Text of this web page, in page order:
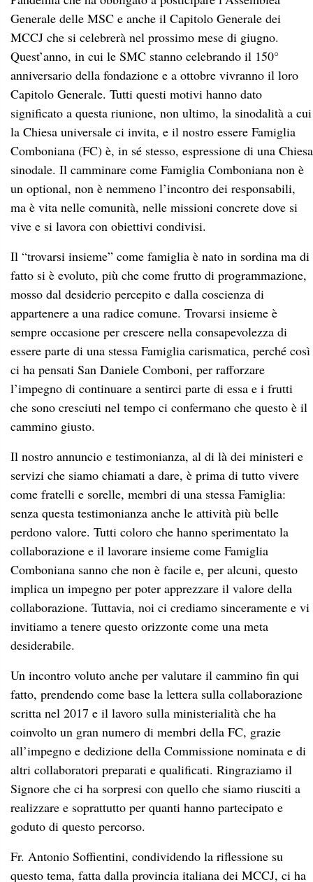
Generale delle MSC e anche il Capitolo Generale dei
MCCJ che si celebrerà nel prossimo mese di giugno.
Quest’anno, in cui le SMC stanno celebrando il 150°
anniversario della fondazione e a ottobre vivranno il loro
Capitolo Generale. Tutti questi motivi hanno dato
significato a questa riunione, non ultimo, la sinodalità a cui
la Chiesa universale ci invita, e il nostro essere Famiglia
Comboniana (FC) è, in sé stesso, espressione di una Chiesa
sinodale. Il camminare come Famiglia Comboniana non è
un optional, non è nemmeno l’incontro dei responsabili,
ma è vita nelle comunità, nelle missioni concrete dove si
vive e si lavora con obiettivi condivisi.
Il “trovarsi insieme” come famiglia è nato in sordina ma di
fatto si è evoluto, più che come frutto di programmazione,
mosso dal desiderio percepito e dalla coscienza di
appartenere a una radice comune. Trovarsi insieme è
sempre occasione per crescere nella consapevolezza di
essere parte di una stessa Famiglia carismatica, perché così
ci ha pensati San Daniele Comboni, per rafforzare
l’impegno di continuare a sentirci parte di essa e i frutti
che sono cresciuti nel tempo ci confermano che questo è il
cammino giusto.
Il nostro annuncio e testimonianza, al di là dei ministeri e
servizi che siamo chiamati a dare, è prima di tutto vivere
come fratelli e sorelle, membri di una stessa Famiglia:
senza questa testimonianza anche le attività più belle
perdono valore. Tutti coloro che hanno sperimentato la
collaborazione e il lavorare insieme come Famiglia
Comboniana sanno che non è facile e, per alcuni, questo
implica un impegno per poter apprezzare il valore della
collaborazione. Tuttavia, noi ci crediamo sinceramente e vi
invitiamo a tenere questo orizzonte come una meta
desiderabile.
Un incontro voluto anche per valutare il cammino fin qui
fatto, prendendo come base la lettera sulla collaborazione
scritta nel 2017 e il lavoro sulla ministerialità che ha
coinvolto un gran numero di membri della FC, grazie
all’impegno e dedizione della Commissione nominata e di
altri collaboratori preparati e qualificati. Ringraziamo il
Signore che ci ha sorpresi con quello che siamo riusciti a
realizzare e soprattutto per quanti hanno partecipato e
goduto di questo percorso.
Fr. Antonio Soffientini, condividendo la riflessione su
questo tema, fatta dalla provincia italiana dei MCCJ, ci ha